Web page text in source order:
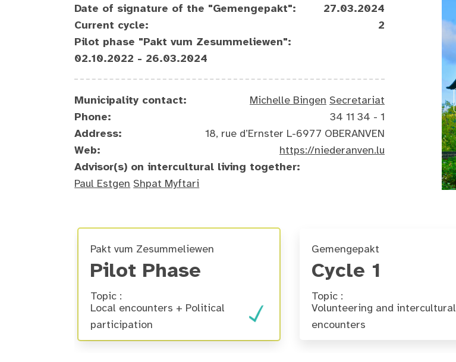
Date of signature of the "Gemengepakt":
27.03.2024
Current cycle:
2
Pilot phase "Pakt vum Zesummeliewen":
02.10.2022 - 26.03.2024
Municipality contact: Michelle Bingen Secretariat
Phone:
34 11 34 - 1
Address:
18, rue d’Ernster L-6977 OBERANVEN
Web:
https://niederanven.lu
Advisor(s) on intercultural living together:
Paul Estgen Shpat Myftari
Pakt vum Zesummeliewen
Pilot Phase
Topic :
Local encounters + Political
participation
Gemengepakt
Cycle 1
Topic :
Volunteering and intercultural
encounters